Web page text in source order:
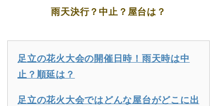
雨天決行？中止？屋台は？
足立の花火大会の開催日時！雨天時は中
止？順延は？
足立の花火大会ではどんな屋台がどこに出